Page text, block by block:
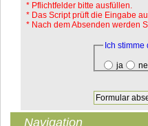
* Pflichtfelder bitte ausfüllen.
* Das Script prüft die Eingabe
* Nach dem Absenden werden
Pflichtfeld
Ich
ja
Navigation